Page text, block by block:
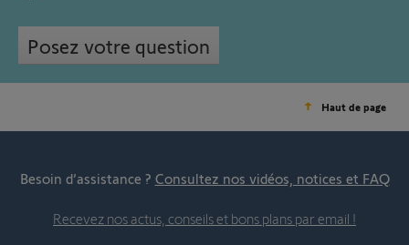
Posez votre question
Haut de page
Besoin d’assistance ? Consultez nos vidéos, notices et FAQ
Recevez nos actus, conseils et bons plans par email !